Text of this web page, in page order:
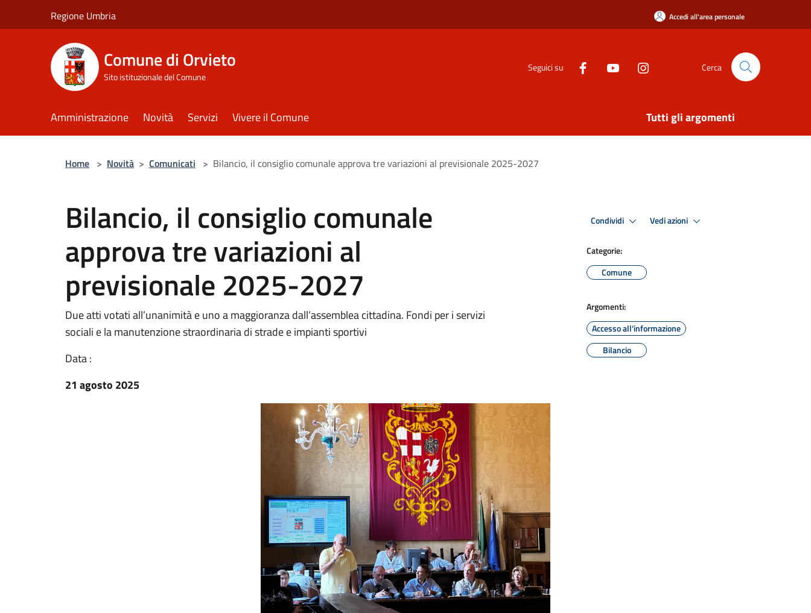
Regione Umbria Accedi all'area personale
Comune di Orvieto
Sito istituzionale del Comune
Seguici su Cerca
Amministrazione Novità Servizi Vivere il Comune Tutti gli argomenti
Home > Novità > Comunicati > Bilancio, il consiglio comunale approva tre variazioni al previsionale 2025-2027
Bilancio, il consiglio comunale
approva tre variazioni al
previsionale 2025-2027
Due atti votati all’unanimità e uno a maggioranza dall’assemblea cittadina. Fondi per i servizi
sociali e la manutenzione straordinaria di strade e impianti sportivi
Data :
21 agosto 2025
Condividi Vedi azioni
Categorie:
Comune
Argomenti:
Accesso all'informazione
Bilancio